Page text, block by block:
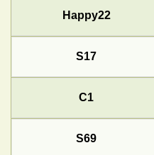
Happy22
S17
C1
S69